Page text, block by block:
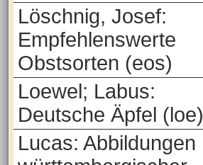
Löschnig, Josef:
Empfehlenswerte
Obstsorten (eos)
Loewel; Labus:
Deutsche Äpfel (loe)
Lucas: Abbildungen